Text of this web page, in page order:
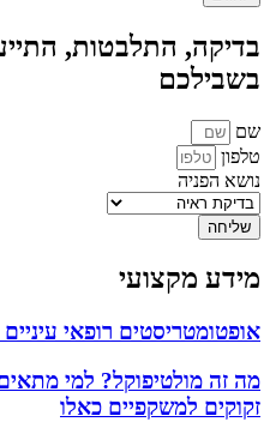
בדיקה, התלבטות,
בשבילכם
שם
טלפון
נושא הפניה
שליחה
מידע מקצועי
אופטומטריסטים רופאי
מה זה מולטיפוקל? למי
זקוקים למשקפיים כאלו